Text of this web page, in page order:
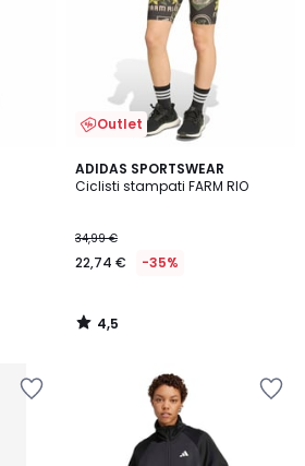
Outlet
ADIDAS SPORTSWEAR
Ciclisti stampati FARM RIO
34,99 €
22,74 € -35%
4,5
/ 5
4,5
/